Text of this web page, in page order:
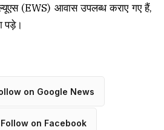
(EWS) आवास उपलब्ध कराए गए हैं,
पड़े।
on Google News
Follow on Facebook